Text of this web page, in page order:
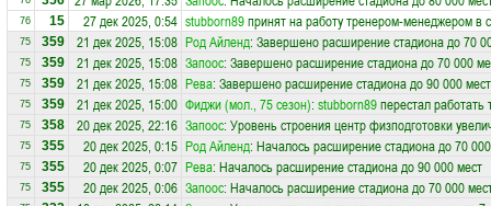
76 15 27 дек 2025, 0:54 stubborn89принят на работу тренером-менеджером в
75 359 21 дек 2025, 15:08 Род Айленд: Завершено расширение стадиона до 70
75 359 21 дек 2025, 15:08 Запоос: Завершено расширение стадиона до 70 000
75 359 21 дек 2025, 15:08 Рева: Завершено расширение стадиона до 90 000 мест
75 359 21 дек 2025, 15:00 Фиджи (мол., 75 сезон): stubborn89перестал
75 358 20 дек 2025, 22:16 Запоос: Уровень строения центр физподготовки
75 355 20 дек 2025, 0:15 Род Айленд: Началось расширение стадиона до 70
75 355 20 дек 2025, 0:07 Рева: Началось расширение стадиона до 90 000 мест
75 355 20 дек 2025, 0:06 Запоос: Началось расширение стадиона до 70 000